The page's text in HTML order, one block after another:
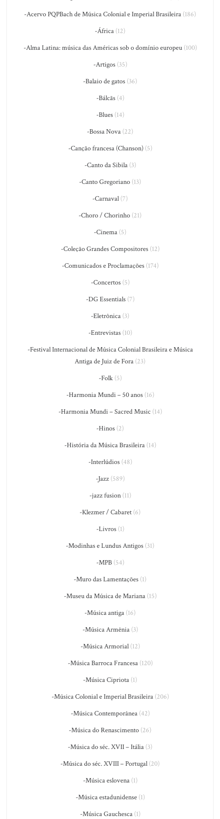
-Acervo PQPBach de Música Colonial e Imperial Brasileira (186)
-África (12)
-Alma Latina: música das Américas sob o domínio europeu(100)
-Artigos(35)
-Balaio de gatos (36)
-Bálcãs(4)
-Blues(14)
-Bossa Nova (22)
-Canção francesa (Chanson)(5)
-Canto da Sibila(3)
-Canto Gregoriano (13)
-Carnaval (7)
-Choro / Chorinho (21)
-Cinema (5)
-Coleção Grandes Compositores(12)
-Comunicados e Proclamações(174)
-Concertos(5)
-DG Essentials(7)
-Eletrônica (3)
-Entrevistas(10)
-Festival Internacional de Música Colonial Brasileira e Música
Antiga de Juiz de Fora (23)
-Folk(5)
-Harmonia Mundi – 50 anos(16)
-Harmonia Mundi – Sacred Music (14)
-Hinos (2)
-História da Música Brasileira(14)
-Interlúdios(48)
-Jazz(589)
-jazz fusion(11)
-Klezmer / Cabaret (6)
-Livros(1)
-Modinhas e Lundus Antigos (31)
-MPB(54)
-Muro das Lamentações (1)
-Museu da Música de Mariana(15)
-Música antiga (16)
-Música Armênia(3)
-Música Armorial(12)
-Música Barroca Francesa(120)
-Música Cipriota (1)
-Música Colonial e Imperial Brasileira(206)
-Música Contemporânea(42)
-Música do Renascimento (26)
-Música do séc. XVII – Itália (3)
-Música do séc. XVIII – Portugal (20)
-Música eslovena(1)
-Música estadunidense(1)
-Música Gauchesca(1)